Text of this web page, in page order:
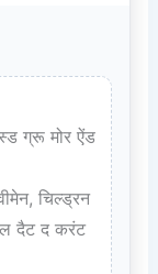
ग्रू मोर ऐंड
चिल्ड्रन
दैट द करंट